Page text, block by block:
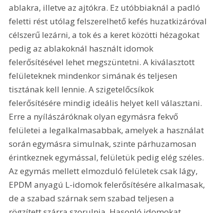
ablakra, illetve az ajtókra. Ez utóbbiaknál a padló
feletti rést utólag felszerelhető kefés huzatkizáróval
célszerű lezárni, a tok és a keret közötti hézagokat
pedig az ablakoknál használt idomok
felerősítésével lehet megszüntetni. A kiválasztott
felületeknek mindenkor simának és teljesen
tisztának kell lennie. A szigetelőcsíkok
felerősítésére mindig ideális helyet kell választani.
Erre a nyílászáróknak olyan egymásra fekvő
felületei a legalkalmasabbak, amelyek a használat
során egymásra simulnak, szinte párhuzamosan
érintkeznek egymással, felületük pedig elég széles.
Az egymás mellett elmozduló felületek csak lágy,
EPDM anyagú L-idomok felerősítésére alkalmasak,
de a szabad szárnak sem szabad teljesen a